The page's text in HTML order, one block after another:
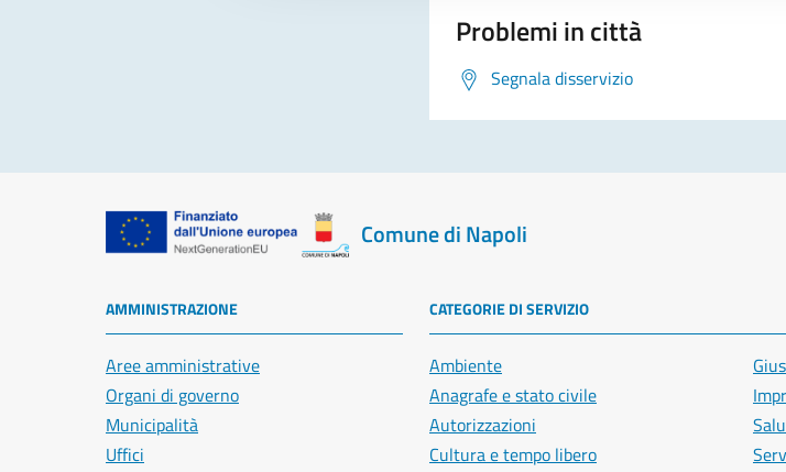
Problemi in città
Segnala disservizio
Comune di Napoli
AMMINISTRAZIONE
Aree amministrative
Organi di governo
Municipalità
Uffici
CATEGORIE DI SERVIZIO
Ambiente
Anagrafe e stato civile
Autorizzazioni
Cultura e tempo libero